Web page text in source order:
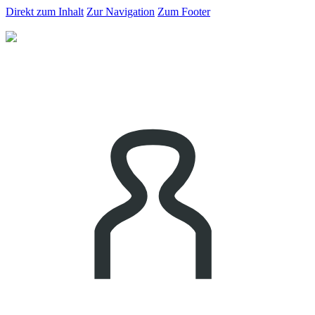
Direkt zum Inhalt Zur Navigation Zum Footer